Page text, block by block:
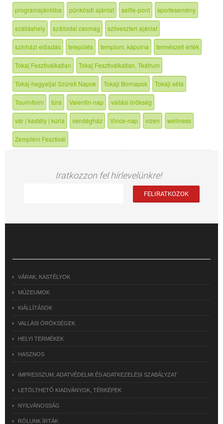
programajánlóba pünkösdi ajánlat selfie-pont sportesemény
szálláshely szállodai csomag szilveszteri ajánlat
színházi előadás település templom, kápolna természeti érték
Tokaj Fesztiválkatlan Tokaj Fesztiválkatlan, Teátrum
Tokaj-hegyaljai Szüreti Napok Tokaji Bornapok Tokaji séta
Tourinform túra Valentin-nap vallási örökség
vár | kastély | kúria vendégház Vince-nap vízen wellness
Zempléni Fesztivál
Iratkozzon fel hírlevelünkre!
VÁRAK, KASTÉLYOK
MÚZEUMOK
KIÁLLÍTÁSOK
VALLÁSI ÖRÖKSÉGEK
HELYI TERMÉKEK
HASZNOS
IMPRESSZUM, ADATVÉDELMI ÉS ADATKEZELÉSI SZABÁLYZAT
LETÖLTHETŐ KIADVÁNYOK, TÉRKÉPEK
NYILVÁNOSSÁG
RÓLUNK ÍRTÁK